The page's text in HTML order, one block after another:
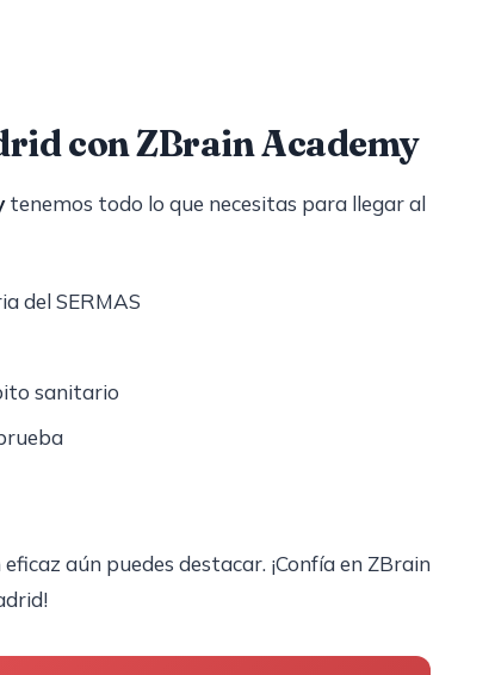
con ZBrain Academy
tenemos todo lo que necesitas para llegar al
del SERMAS
sanitario
aún puedes destacar. ¡Confía en ZBrain